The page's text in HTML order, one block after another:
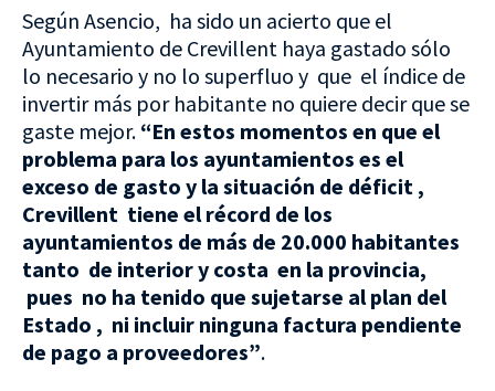
Según Asencio, ha sido un acierto que el
Ayuntamiento de Crevillent haya gastado sólo
lo necesario y no lo superfluo y que el índice de
invertir más por habitante no quiere decir que se
gaste mejor. “En estos momentos en que el
problema para los ayuntamientos es el
exceso de gasto y la situación de déficit ,
Crevillent tiene el récord de los
ayuntamientos de más de 20.000 habitantes
tanto de interior y costa en la provincia,
pues no ha tenido que sujetarse al plan del
Estado , ni incluir ninguna factura pendiente
de pago a proveedores”.